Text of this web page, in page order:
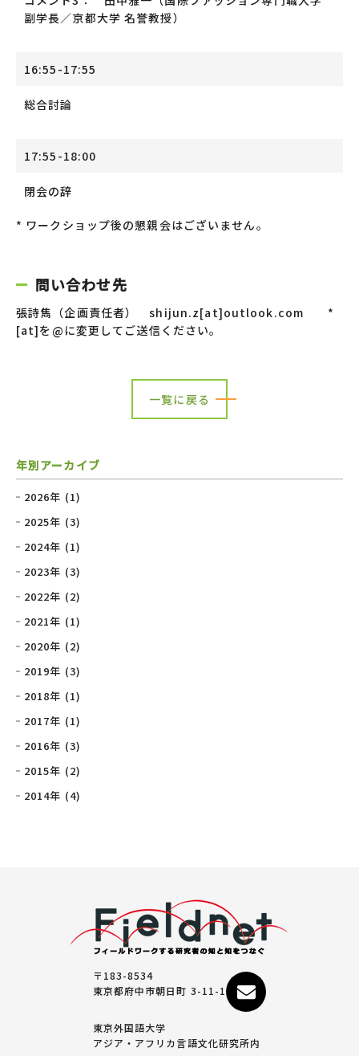
副学長／京都大学 名誉教授）
16:55-17:55
総合討論
17:55-18:00
閉会の辞
* ワークショップ後の懇親会はございません。
問い合わせ先
張詩雋（企画責任者） shijun.z[at]outlook.com *
[at]を@に変更してご送信ください。
一覧に戻る
年別アーカイブ
2026年 (1)
2025年 (3)
2024年 (1)
2023年 (3)
2022年 (2)
2021年 (1)
2020年 (2)
2019年 (3)
2018年 (1)
2017年 (1)
2016年 (3)
2015年 (2)
2014年 (4)
〒183-8534
東京都府中市朝日町 3-11-1
東京外国語大学
アジア・アフリカ言語文化研究所内